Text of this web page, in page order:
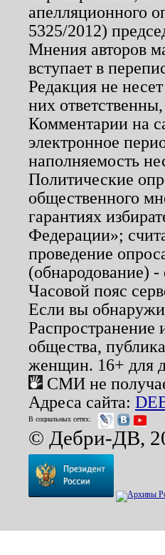
апелляционного
5325/2012)
Мнения авторов
вступает в
Редакция не
них
Комментарии на
электронное
наполняемость
Политические
общественного
гарантиях
Федерации»;
проведение
(обнародование) -
Часовой пояс
Если вы
общества,
женщин. 16+ для
СМИ не
Адреса сайта:
В социальных сетях:
© Дебри-ДВ,